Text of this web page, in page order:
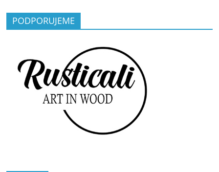
PODPORUJEME